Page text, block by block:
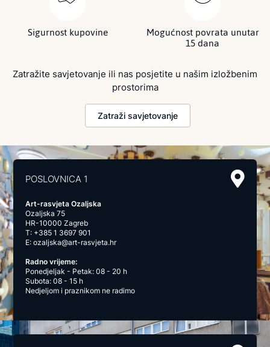
Sigurnost kupovine Mogućnost povrata unutar
15 dana
Zatražite savjetovanje ili nas posjetite u našim izložbenim
prostorima
Zatraži savjetovanje
POSLOVNICA 1
Art-rasvjeta Ozaljska
Ozaljska 75
HR-10000 Zagreb
T: +385 1 3697 901
E:ozaljska@art-rasvjeta.hr
Radno vrijeme:
Ponedjeljak - Petak: 08 - 20 h
Subota: 08 - 15 h
Nedjeljom i praznikom ne radimo